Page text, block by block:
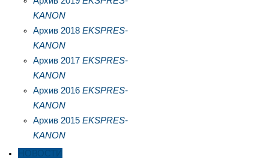
KANON
Архив 2018 EKSPRES-
KANON
Архив 2017 EKSPRES-
KANON
Архив 2016 EKSPRES-
KANON
Архив 2015 EKSPRES-
KANON
НОВОСТИ